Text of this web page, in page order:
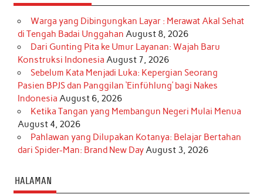
Warga yang Dibingungkan Layar : Merawat Akal Sehat
di Tengah Badai Unggahan August 8, 2026
Dari Gunting Pita ke Umur Layanan: Wajah Baru
Konstruksi Indonesia August 7, 2026
Sebelum Kata Menjadi Luka: Kepergian Seorang
Pasien BPJS dan Panggilan ‘Einfühlung’ bagi Nakes
Indonesia August 6, 2026
Ketika Tangan yang Membangun Negeri Mulai Menua
August 4, 2026
Pahlawan yang Dilupakan Kotanya: Belajar Bertahan
dari Spider-Man: Brand New DayAugust 3, 2026
HALAMAN